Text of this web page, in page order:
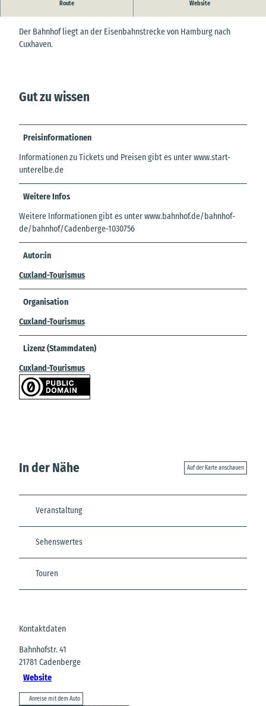
Route Website
Der Bahnhof liegt an der Eisenbahnstrecke von Hamburg nach
Cuxhaven.
Gut zu wissen
Preisinformationen
Informationen zu Tickets und Preisen gibt es unter www.start-
unterelbe.de
Weitere Infos
Weitere Informationen gibt es unter www.bahnhof.de/bahnhof-
de/bahnhof/Cadenberge-1030756
Autor:in
Cuxland-Tourismus
Organisation
Cuxland-Tourismus
Lizenz (Stammdaten)
Cuxland-Tourismus
In der Nähe Auf der Karte anschauen
Veranstaltung
Sehenswertes
Touren
Kontaktdaten
Bahnhofstr. 41
21781 Cadenberge
Website
Anreise mit dem Auto